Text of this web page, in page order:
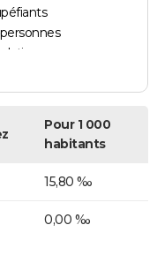
Pour 1 000
habitants
15,80 ‰
0,00 ‰